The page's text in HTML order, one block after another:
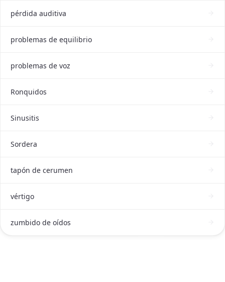
pérdida auditiva
problemas de equilibrio
problemas de voz
Ronquidos
Sinusitis
Sordera
tapón de cerumen
vértigo
zumbido de oídos